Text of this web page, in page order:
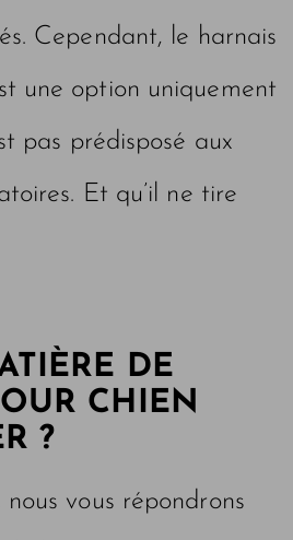
Cependant, le harnais
une option uniquement
pas prédisposé aux
Et qu’il ne tire
DE
CHIEN
?
vous répondrons